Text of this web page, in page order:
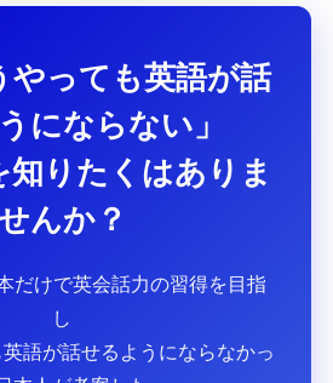
やっても英語が話
にならない」
知りたくはありま
んか？
だけで英会話力の習得を目指
し
語が話せるようにならなかっ